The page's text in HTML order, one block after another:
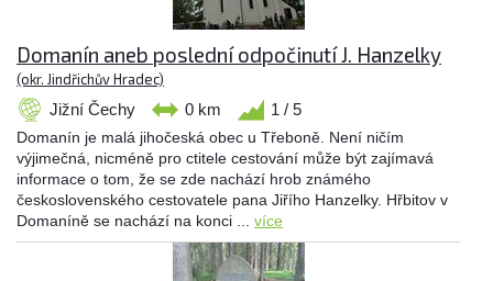
Domanín aneb poslední odpočinutí J. Hanzelky
(okr. Jindřichův Hradec)
Jižní Čechy 0 km 1 / 5
Domanín je malá jihočeská obec u Třeboně. Není ničím
výjimečná, nicméně pro ctitele cestování může být zajímavá
informace o tom, že se zde nachází hrob známého
československého cestovatele pana Jiřího Hanzelky. Hřbitov v
Domaníně se nachází na konci ... více